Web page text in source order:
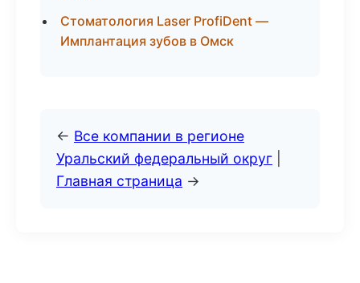
Стоматология Laser ProfiDent —
Имплантация зубов в Омск
← Все компании в регионе
Уральский федеральный округ
Главная страница →